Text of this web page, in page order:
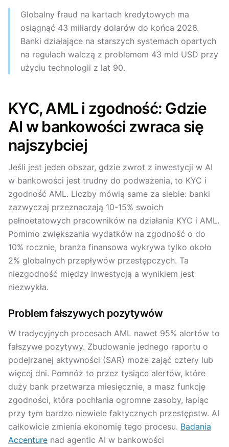
Globalny fraud na kartach kredytowych ma
osiągnąć 43 miliardy dolarów do końca 2026.
Banki działające na starszych systemach opartych
na regułach walczą z problemem 43 mld USD przy
użyciu technologii z lat 90.
KYC, AML i zgodność: Gdzie
AI w bankowości zwraca się
najszybciej
Jeśli jest jeden obszar, gdzie zwrot z inwestycji w AI
w bankowości jest trudny do podważenia, to KYC i
zgodność AML. Liczby mówią same za siebie: banki
zazwyczaj przeznaczają 10-15% swoich
pełnoetatowych pracowników na działania KYC i AML.
Pomimo zwiększania wydatków na zgodność o do
10% rocznie, branża finansowa wykrywa tylko około
2% globalnych przepływów przestępczych. Ta
niezgodność między inwestycją a wynikiem jest
niezwykła.
Problem fałszywych pozytywów
W tradycyjnych procesach AML nawet 95% alertów to
fałszywe pozytywy. Zbudowanie jednego raportu o
podejrzanej aktywności (SAR) może zająć cztery lub
więcej dni. Pomnóż to przez tysiące alertów, które
duży bank przetwarza miesięcznie, a masz funkcję
zgodności, która pochłania ogromne zasoby, łapiąc
przy tym bardzo niewiele faktycznych przestępstw. AI
całkowicie zmienia ekonomię tego procesu. Badania
Accenture nad agentic AI w bankowości